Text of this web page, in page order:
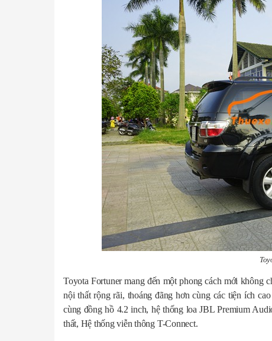
Toyota Fortuner mang đến một phong cách mới không
nội thất rộng rãi, thoáng đãng hơn cùng các tiện ích cao
cùng đồng hồ 4.2 inch, hệ thống loa JBL Premium
thất, Hệ thống viễn thông T-Connect.